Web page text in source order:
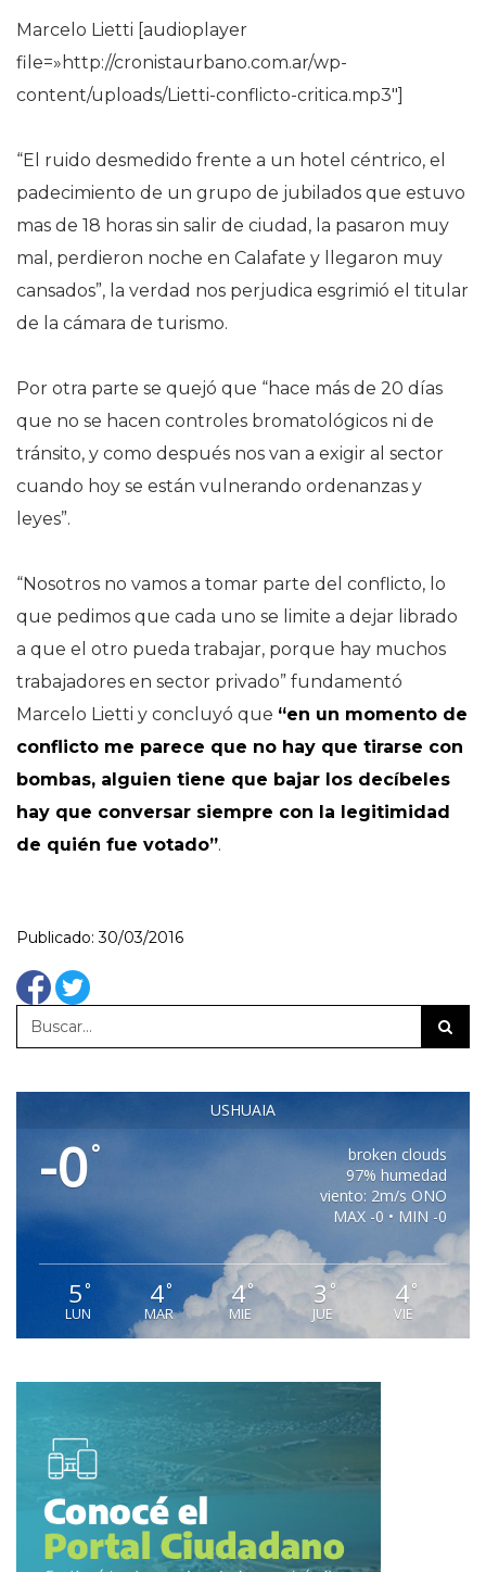
Marcelo Lietti [audioplayer
file=»http://cronistaurbano.com.ar/wp-
content/uploads/Lietti-conflicto-critica.mp3″]
“El ruido desmedido frente a un hotel céntrico, el
padecimiento de un grupo de jubilados que estuvo
mas de 18 horas sin salir de ciudad, la pasaron muy
mal, perdieron noche en Calafate y llegaron muy
cansados”, la verdad nos perjudica esgrimió el titular
de la cámara de turismo.
Por otra parte se quejó que “hace más de 20 días
que no se hacen controles bromatológicos ni de
tránsito, y como después nos van a exigir al sector
cuando hoy se están vulnerando ordenanzas y
leyes”.
“Nosotros no vamos a tomar parte del conflicto, lo
que pedimos que cada uno se limite a dejar librado
a que el otro pueda trabajar, porque hay muchos
trabajadores en sector privado” fundamentó
Marcelo Lietti y concluyó que “en un momento de
conflicto me parece que no hay que tirarse con
bombas, alguien tiene que bajar los decíbeles
hay que conversar siempre con la legitimidad
de quién fue votado”.
Publicado: 30/03/2016
USHUAIA
-0°
broken clouds
97% humedad
viento: 2m/s ONO
MAX -0 • MIN -0
5°
LUN
4°
MAR
4°
MIE
3 °
JUE
4°
VIE